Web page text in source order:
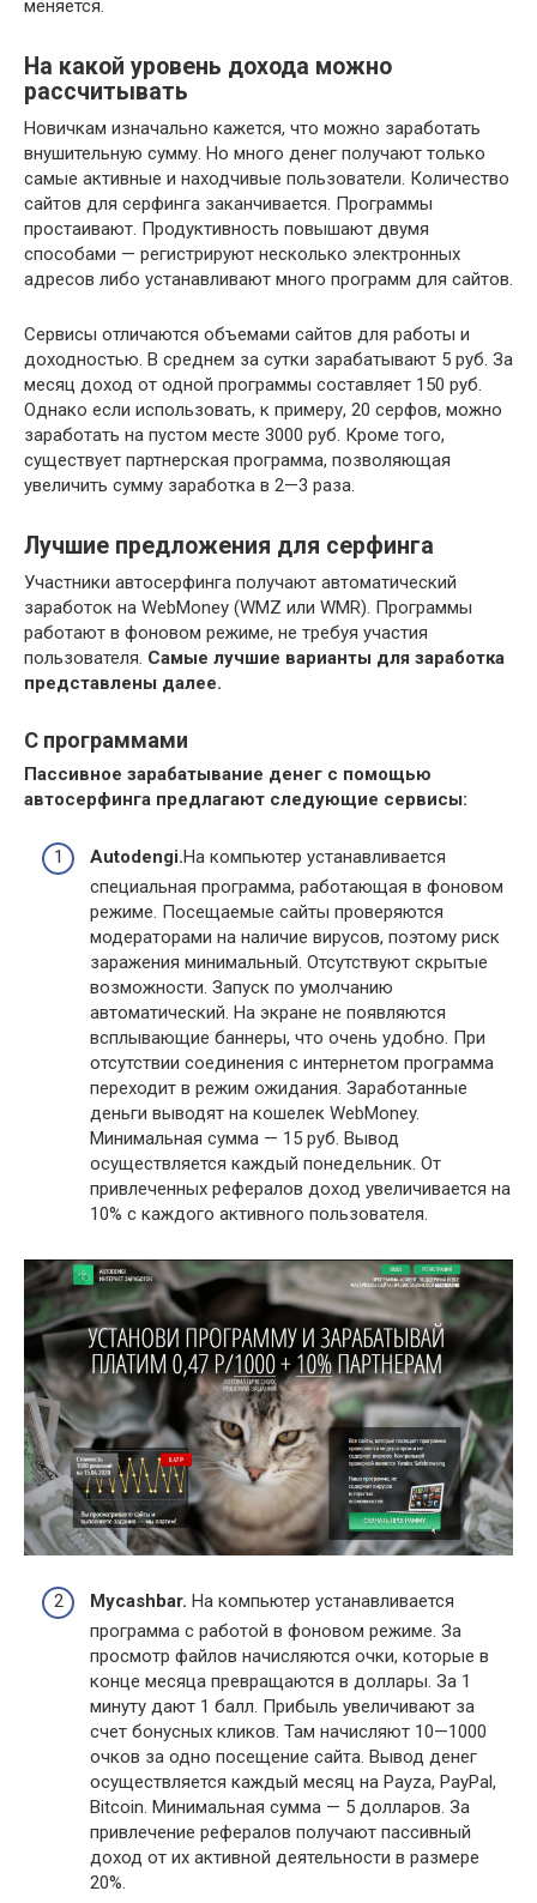
меняется.
На какой уровень дохода можно
рассчитывать
Новичкам изначально кажется, что можно заработать
внушительную сумму. Но много денег получают только
самые активные и находчивые пользователи. Количество
сайтов для серфинга заканчивается. Программы
простаивают. Продуктивность повышают двумя
способами — регистрируют несколько электронных
адресов либо устанавливают много программ для сайтов.
Сервисы отличаются объемами сайтов для работы и
доходностью. В среднем за сутки зарабатывают 5 руб. За
месяц доход от одной программы составляет 150 руб.
Однако если использовать, к примеру, 20 серфов, можно
заработать на пустом месте 3000 руб. Кроме того,
существует партнерская программа, позволяющая
увеличить сумму заработка в 2—3 раза.
Лучшие предложения для серфинга
Участники автосерфинга получают автоматический
заработок на WebMoney (WMZ или WMR). Программы
работают в фоновом режиме, не требуя участия
пользователя. Самые лучшие варианты для заработка
представлены далее.
С программами
Пассивное зарабатывание денег с помощью
автосерфинга предлагают следующие сервисы:
Autodengi.На компьютер устанавливается
специальная программа, работающая в фоновом
режиме. Посещаемые сайты проверяются
модераторами на наличие вирусов, поэтому риск
заражения минимальный. Отсутствуют скрытые
возможности. Запуск по умолчанию
автоматический. На экране не появляются
всплывающие баннеры, что очень удобно. При
отсутствии соединения с интернетом программа
переходит в режим ожидания. Заработанные
деньги выводят на кошелек WebMoney.
Минимальная сумма — 15 руб. Вывод
осуществляется каждый понедельник. От
привлеченных рефералов доход увеличивается на
10% с каждого активного пользователя.
Mycashbar. На компьютер устанавливается
программа с работой в фоновом режиме. За
просмотр файлов начисляются очки, которые в
конце месяца превращаются в доллары. За 1
минуту дают 1 балл. Прибыль увеличивают за
счет бонусных кликов. Там начисляют 10—1000
очков за одно посещение сайта. Вывод денег
осуществляется каждый месяц на Payza, PayPal,
Bitcoin. Минимальная сумма — 5 долларов. За
привлечение рефералов получают пассивный
доход от их активной деятельности в размере
20%.